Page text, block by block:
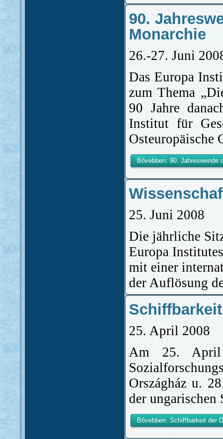
90.
Monarchie
26.-27. Juni
Das Europa
zum Thema
90 Jahre
Institut für
Osteuropäische
Bővebben: 90. Jahreswende
25. Juni 2008
Die jährliche
Europa
mit einer
der Auflösung
25. April 2008
Am 25. April
Országház u.
der ungarischen
Bővebben: Schiffbarkeit der